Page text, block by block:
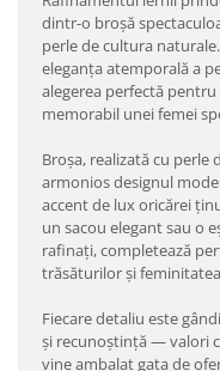
dintr-o broșă
perle de cultura
eleganța atemporală a
alegerea perfectă
memorabil unei femei
Broșa, realizată cu
armonios designul
accent de lux oricărei
un sacou elegant sau o
rafinați, completează
trăsăturilor și
Fiecare detaliu este
și recunoștință — valori
vine ambalat gata de